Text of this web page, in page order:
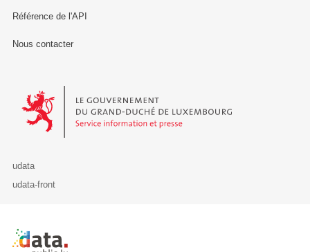
Référence de l'API
Nous contacter
Le Gouvernement du Grand-Duché de Luxembourg - Service
udata
udata-front
Retour à l'accueil de data.public.lu